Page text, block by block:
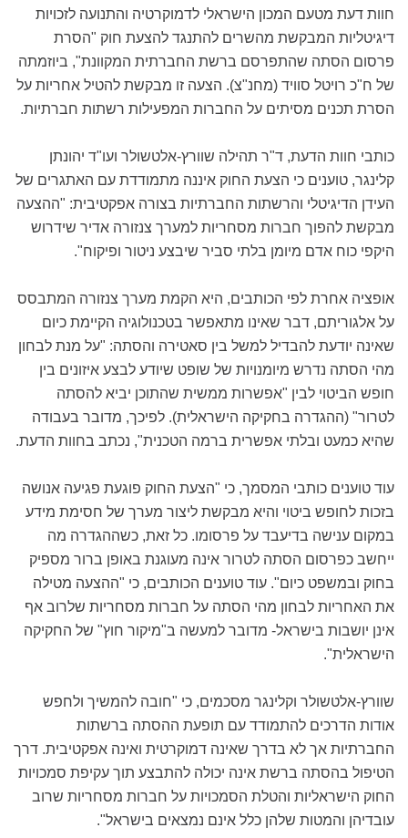
חוות דעת מטעם המכון הישראלי לדמוקרטיה והתנועה לזכויות
דיגיטליות המבקשת מהשרים להתנגד להצעת חוק "הסרת
פרסום הסתה שהתפרסם ברשת החברתית המקוונת", ביוזמתה
של ח"כ רויטל סוויד (מחנ"צ). הצעה זו מבקשת להטיל אחריות על
הסרת תכנים מסיתים על החברות המפעילות רשתות חברתיות.
כותבי חוות הדעת, ד"ר תהילה שוורץ-אלטשולר ועו"ד יהונתן
קלינגר, טוענים כי הצעת החוק איננה מתמודדת עם האתגרים של
העידן הדיגיטלי והרשתות החברתיות בצורה אפקטיבית: "ההצעה
מבקשת להפוך חברות מסחריות למערך צנזורה אדיר שידרוש
היקפי כוח אדם מיומן בלתי סביר שיבצע ניטור ופיקוח".
אופציה אחרת לפי הכותבים, היא הקמת מערך צנזורה המתבסס
על אלגוריתם, דבר שאינו מתאפשר בטכנולוגיה הקיימת כיום
שאינה יודעת להבדיל למשל בין סאטירה והסתה: "על מנת לבחון
מהי הסתה נדרש מיומנויות של שופט שיודע לבצע איזונים בין
חופש הביטוי לבין "אפשרות ממשית שהתוכן יביא להסתה
לטרור" (ההגדרה בחקיקה הישראלית). לפיכך, מדובר בעבודה
שהיא כמעט ובלתי אפשרית ברמה הטכנית", נכתב בחוות הדעת.
עוד טוענים כותבי המסמך, כי "הצעת החוק פוגעת פגיעה אנושה
בזכות לחופש ביטוי והיא מבקשת ליצור מערך של חסימת מידע
במקום ענישה בדיעבד על פרסומו. כל זאת, כשההגדרה מה
ייחשב כפרסום הסתה לטרור אינה מעוגנת באופן ברור מספיק
בחוק ובמשפט כיום". עוד טוענים הכותבים, כי "ההצעה מטילה
את האחריות לבחון מהי הסתה על חברות מסחריות שלרוב אף
אינן יושבות בישראל- מדובר למעשה ב"מיקור חוץ" של החקיקה
הישראלית".
שוורץ-אלטשולר וקלינגר מסכמים, כי "חובה להמשיך ולחפש
אודות הדרכים להתמודד עם תופעת ההסתה ברשתות
החברתיות אך לא בדרך שאינה דמוקרטית ואינה אפקטיבית. דרך
הטיפול בהסתה ברשת אינה יכולה להתבצע תוך עקיפת סמכויות
החוק הישראליות והטלת הסמכויות על חברות מסחריות שרוב
עובדיהן והמטות שלהן כלל אינם נמצאים בישראל".